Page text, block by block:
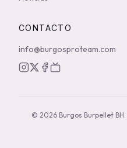
CONTACTO
info@burgosproteam.com
© 2026 Burgos Burpellet BH.